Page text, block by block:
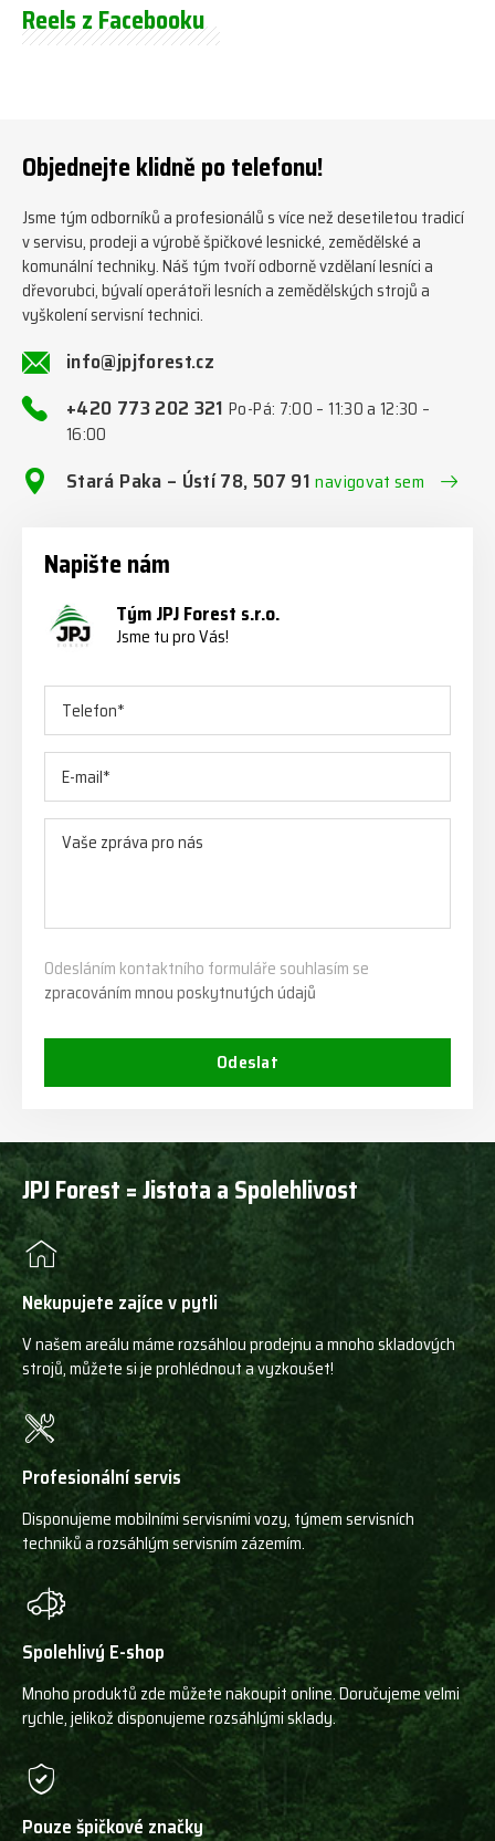
Reels z Facebooku
Objednejte klidně po telefonu!
Jsme tým odborníků a profesionálů s více než desetiletou tradicí
v servisu, prodeji a výrobě špičkové lesnické, zemědělské a
komunální techniky. Náš tým tvoří odborně vzdělaní lesníci a
dřevorubci, bývalí operátoři lesních a zemědělských strojů a
vyškolení servisní technici.
info@jpjforest.cz
+420 773 202 321Po-Pá: 7:00 – 11:30 a 12:30 –
16:00
Stará Paka – Ústí 78, 507 91navigovat sem
Napište nám
Tým JPJ Forest s.r.o.
Jsme tu pro Vás!
Odesláním kontaktního formuláře souhlasím se
zpracováním mnou poskytnutých údajů
Odeslat
JPJ Forest = Jistota a Spolehlivost
Nekupujete zajíce v pytli
V našem areálu máme rozsáhlou prodejnu a mnoho skladových
strojů, můžete si je prohlédnout a vyzkoušet!
Profesionální servis
Disponujeme mobilními servisními vozy, týmem servisních
techniků a rozsáhlým servisním zázemím.
Spolehlivý E-shop
Mnoho produktů zde můžete nakoupit online. Doručujeme velmi
rychle, jelikož disponujeme rozsáhlými sklady.
Pouze špičkové značky